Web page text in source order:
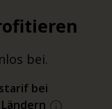
bei.
bei